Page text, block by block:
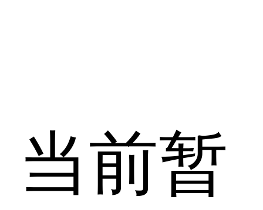
当前暂